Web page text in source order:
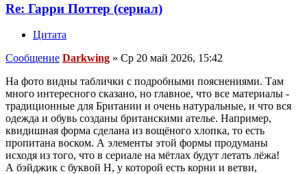
Re: Гарри Поттер (сериал)
Цитата
Сообщение Darkwing » Ср 20 май 2026, 15:42
На фото видны таблички с подробными пояснениями. Там
много интересного сказано, но главное, что все материалы -
традиционные для Британии и очень натуральные, и что вся
одежда и обувь созданы британскими ателье. Например,
квидишная форма сделана из вощёного хлопка, то есть
пропитана воском. А элементы этой формы продуманы
исходя из того, что в сериале на мётлах будут летать лёжа!
А бэйджик с буквой H, у которой есть корни и ветви,